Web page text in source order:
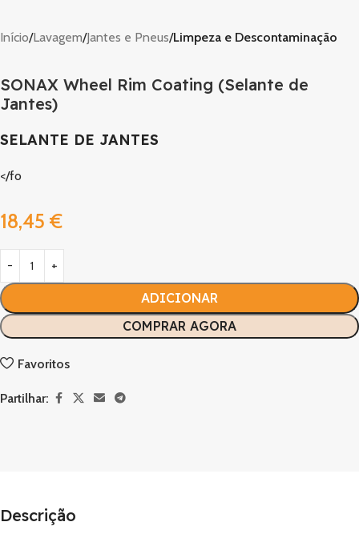
Início Lavagem Jantes e Pneus Limpeza e Descontaminação
SONAX Wheel Rim Coating (Selante de
Jantes)
SELANTE DE JANTES
</fo
18,45 €
ADICIONAR
COMPRAR AGORA
Favoritos
Partilhar:
Descrição